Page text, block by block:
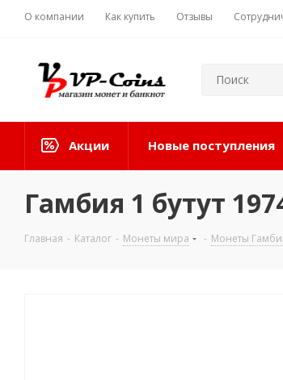
О компании Как купить Отзывы
Акции Новые поступления
Гамбия 1 бутут
Главная - Каталог - Монеты мира - Монеты